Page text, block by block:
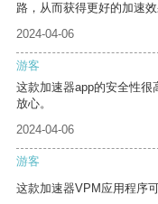
路，从而获得更好的加速效
2024-04-06
游客
这款加速器app的安全性很
放心。
2024-04-06
游客
这款加速器VPM应用程序